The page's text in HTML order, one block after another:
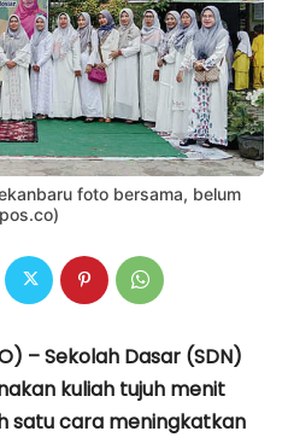
foto bersama, belum
– Sekolah Dasar (SDN)
kuliah tujuh menit
satu cara meningkatkan